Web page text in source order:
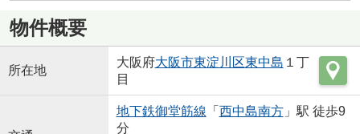
物件概要
所在地
大阪府大阪市東淀川区東中島 １丁
目
地下鉄御堂筋線 「 西中島南方」駅 徒歩9
分